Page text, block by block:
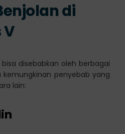
di
V
disebabkan oleh berbagai
kemungkinan penyebab yang
lain: